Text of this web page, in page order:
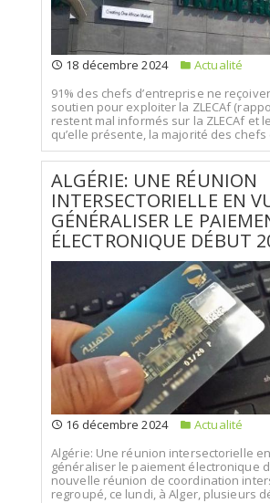
18 décembre 2024
Actualité
91% des chefs d’entreprise ne
soutien pour exploiter la ZLECAf
restent mal informés sur la ZLECAf et
qu’elle présente, la majorité des chefs
ALGÉRIE: UNE RÉUNION
INTERSECTORIELLE EN
GÉNÉRALISER LE
ÉLECTRONIQUE DÉBUT
16 décembre 2024
Actualité
Algérie: Une réunion intersectorielle
généraliser le paiement électronique
nouvelle réunion de coordination
regroupé, ce lundi, à Alger, plusieurs